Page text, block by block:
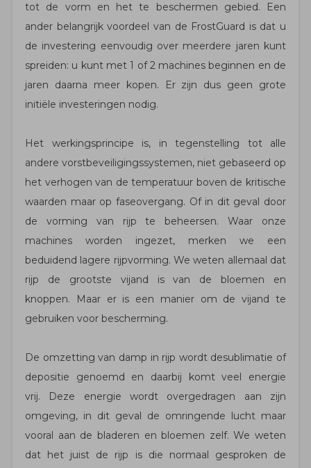
tot de vorm en het te beschermen gebied. Een
ander belangrijk voordeel van de FrostGuard is dat u
de investering eenvoudig over meerdere jaren kunt
spreiden: u kunt met 1 of 2 machines beginnen en de
jaren daarna meer kopen. Er zijn dus geen grote
initiële investeringen nodig.
Het werkingsprincipe is, in tegenstelling tot alle
andere vorstbeveiligingssystemen, niet gebaseerd op
het verhogen van de temperatuur boven de kritische
waarden maar op faseovergang. Of in dit geval door
de vorming van rijp te beheersen. Waar onze
machines worden ingezet, merken we een
beduidend lagere rijpvorming. We weten allemaal dat
rijp de grootste vijand is van de bloemen en
knoppen. Maar er is een manier om de vijand te
gebruiken voor bescherming.
De omzetting van damp in rijp wordt desublimatie of
depositie genoemd en daarbij komt veel energie
vrij. Deze energie wordt overgedragen aan zijn
omgeving, in dit geval de omringende lucht maar
vooral aan de bladeren en bloemen zelf. We weten
dat het juist de rijp is die normaal gesproken de